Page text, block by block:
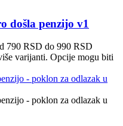
došla penzijo v1
790 RSD do 990 RSD
varijanti. Opcije mogu biti